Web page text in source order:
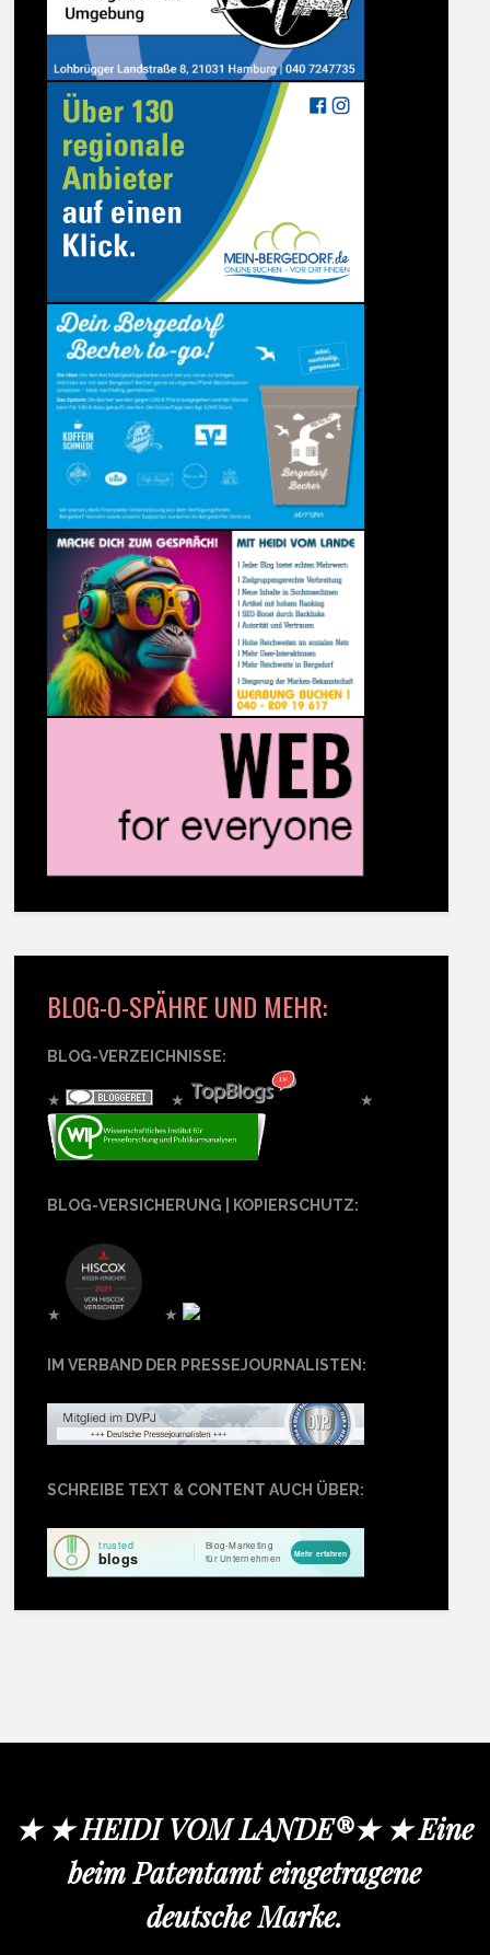
BLOG-O-SPÄHRE UND MEHR:
BLOG-VERZEICHNISSE:
★ ★ ★
BLOG-VERSICHERUNG | KOPIERSCHUTZ:
★ ★
IM VERBAND DER PRESSEJOURNALISTEN:
SCHREIBE TEXT & CONTENT AUCH ÜBER:
★ ★ HEIDI VOM LANDE®★ ★ Eine
beim Patentamt eingetragene
deutsche Marke.